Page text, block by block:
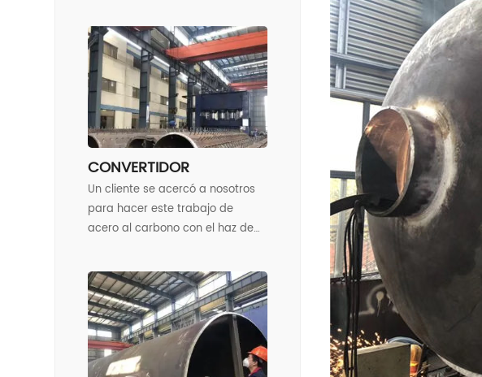
de reemplazo de material A588
para la refinería
CONVERTIDOR
Un cliente se acercó a nosotros
para hacer este trabajo de
acero al carbono con el haz de
sin costura. La línea de tiempo
era crítica ya que el cliente tenía
un corte de energía de dos días
programado y necesitaba esta
unidad instalada durante ese
tiempo.